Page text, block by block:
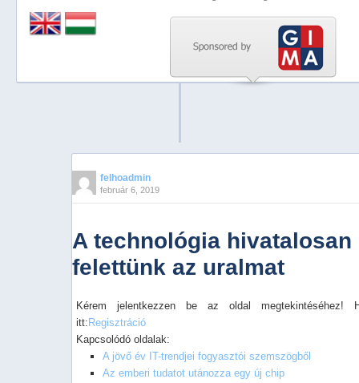
felhoadmin
február 6, 2019
A technológia hivatalosan
felettünk az uralmat
Kérem jelentkezzen be az oldal megtekintéséhez!
itt: Regisztráció
Kapcsolódó oldalak:
A jövő év IT-trendjei fogyasztói szemszögből
Az emberi tudatot utánozza egy új chip